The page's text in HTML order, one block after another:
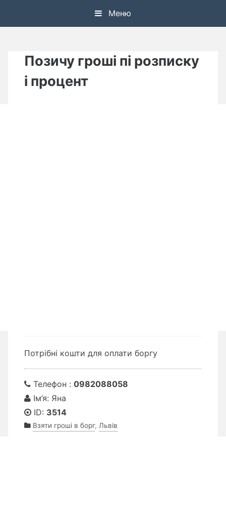
Меню
Позичу гроші пі розписку
і процент
Потрібні кошти для оплати боргу
Телефон : 0982088058
Ім’я: Яна
ID: 3514
Взяти гроші в борг, Львів